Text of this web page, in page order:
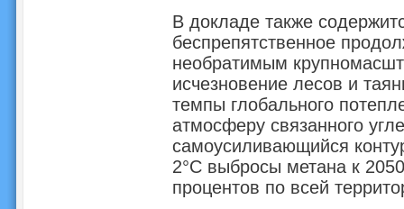
В докладе также
беспрепятственное
необратимым
исчезновение лесов и
темпы глобального
атмосферу связанного
самоусиливающийся
2°C выбросы метана к
процентов по всей